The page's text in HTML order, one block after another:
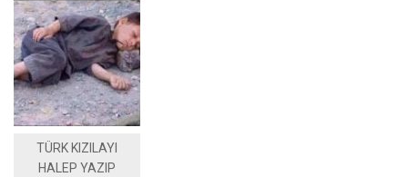
TÜRK KIZILAYI
HALEP YAZIP